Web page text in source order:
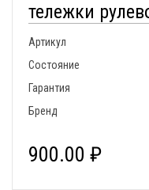
тележки
Артикул
Состояние
Гарантия
Бренд
900.00 ₽